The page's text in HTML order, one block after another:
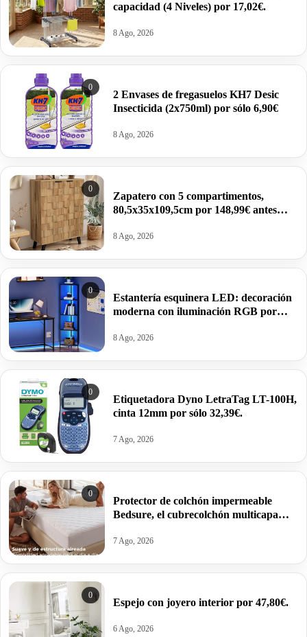
capacidad (4 Niveles) por 17,02€.
8 Ago, 2026
0
2 Envases de fregasuelos KH7 Desic
Insecticida (2x750ml) por sólo 6,90€
8 Ago, 2026
0
Zapatero con 5 compartimentos,
80,5x35x109,5cm por 148,99€ antes
8 Ago, 2026
0
Estantería esquinera LED: decoración
moderna con iluminación RGB por
8 Ago, 2026
0
Etiquetadora Dyno LetraTag LT-100H,
cinta 12mm por sólo 32,39€.
7 Ago, 2026
0
Protector de colchón impermeable
Bedsure, el cubrecolchón multicapa
21,65€.
7 Ago, 2026
0
Espejo con joyero interior por 47,80€.
6 Ago, 2026